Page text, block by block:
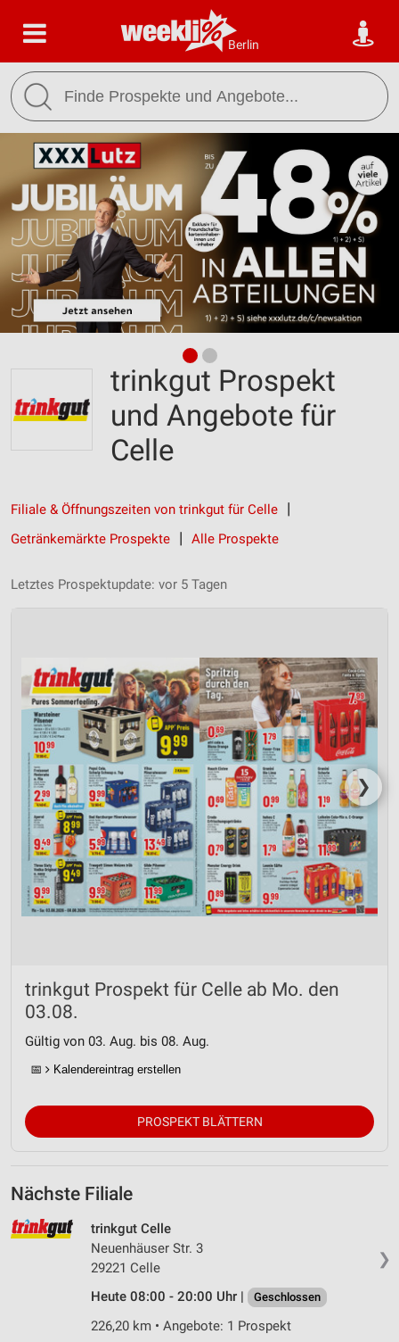
Berlin
trinkgut Prospekt
und Angebote für
Celle
Filiale & Öffnungszeiten von trinkgut für Celle
Getränkemärkte Prospekte
Alle Prospekte
Letztes Prospektupdate: vor 5 Tagen
❯
trinkgut Prospekt für Celle ab Mo. den
03.08.
Gültig von 03. Aug. bis 08. Aug.
📅 Kalendereintrag erstellen
PROSPEKT BLÄTTERN
Nächste Filiale
❯
trinkgut Celle
Neuenhäuser Str. 3
29221 Celle
Heute 08:00 - 20:00 Uhr |
Geschlossen
226,20 km • Angebote: 1 Prospekt